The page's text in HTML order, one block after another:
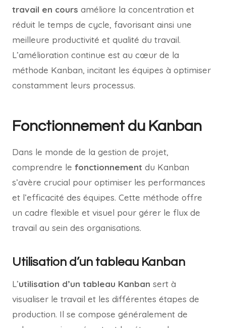
travail en cours améliore la concentration et
réduit le temps de cycle, favorisant ainsi une
meilleure productivité et qualité du travail.
L’amélioration continue est au cœur de la
méthode Kanban, incitant les équipes à optimiser
constamment leurs processus.
Fonctionnement du Kanban
Dans le monde de la gestion de projet,
comprendre le fonctionnement du Kanban
s’avère crucial pour optimiser les performances
et l’efficacité des équipes. Cette méthode offre
un cadre flexible et visuel pour gérer le flux de
travail au sein des organisations.
Utilisation d’un tableau Kanban
L’utilisation d’un tableau Kanban sert à
visualiser le travail et les différentes étapes de
production. Il se compose généralement de